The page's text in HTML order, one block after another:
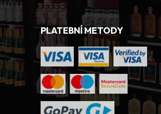
PLATEBNÍ METODY